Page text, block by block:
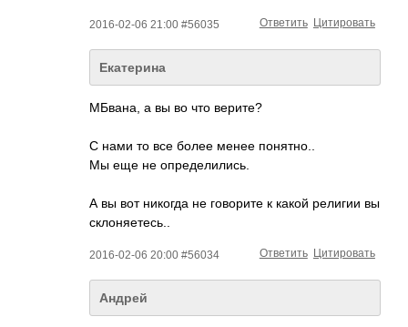
2016-02-06 21:00 #56035 Цитировать
Ответить
Екатерина
МБвана, а вы во что верите?
С нами то все более менее понятно..
Мы еще не определились.
А вы вот никогда не говорите к какой религии вы
склоняетесь..
2016-02-06 20:00 #56034 Цитировать
Ответить
Андрей